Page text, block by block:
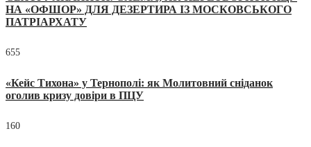
НА «ОФШОР» ДЛЯ ДЕЗЕРТИРА ІЗ МОСКОВСЬКОГО
ПАТРІАРХАТУ
655
«Кейс Тихона» у Тернополі: як Молитовний сніданок
оголив кризу довіри в ПЦУ
160